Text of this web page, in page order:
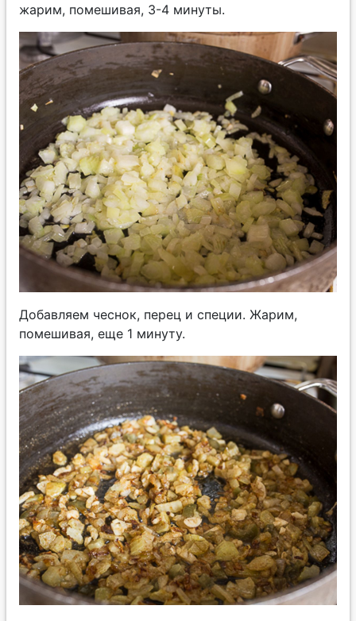
жарим, помешивая, 3-4 минуты.
Добавляем чеснок, перец и специи. Жарим,
помешивая, еще 1 минуту.